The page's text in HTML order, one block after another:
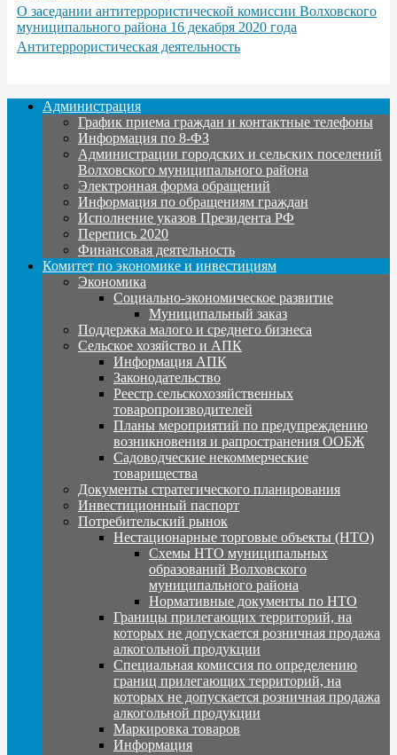
О заседании антитеррористической комиссии Волховского
муниципального района 16 декабря 2020 года
Антитеррористическая деятельность
Администрация
График приема граждан и контактные телефоны
Информация по 8-ФЗ
Администрации городских и сельских поселений
Волховского муниципального района
Электронная форма обращений
Информация по обращениям граждан
Исполнение указов Президента РФ
Перепись 2020
Финансовая деятельность
Комитет по экономике и инвестициям
Экономика
Социально-экономическое развитие
Муниципальный заказ
Поддержка малого и среднего бизнеса
Сельское хозяйство и АПК
Информация АПК
Законодательство
Реестр сельскохозяйственных
товаропроизводителей
Планы мероприятий по предупреждению
возникновения и рапространения ООБЖ
Садоводческие некоммерческие
товарищества
Документы стратегического планирования
Инвестиционный паспорт
Потребительский рынок
Нестационарные торговые объекты (НТО)
Схемы НТО муниципальных
образований Волховского
муниципального района
Нормативные документы по НТО
Границы прилегающих территорий, на
которых не допускается розничная продажа
алкогольной продукции
Специальная комиссия по определению
границ прилегающих территорий, на
которых не допускается розничная продажа
алкогольной продукции
Маркировка товаров
Информация